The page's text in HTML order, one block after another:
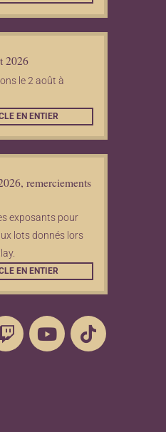
2026
le 2 août à
EN ENTIER
remerciements
exposants pour
lots donnés lors
EN ENTIER